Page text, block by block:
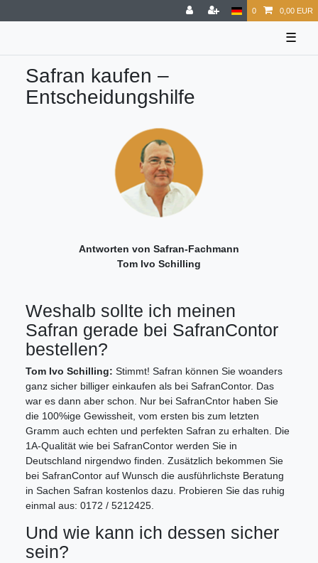
0 0,00 EUR
☰
Safran kaufen –
Entscheidungshilfe
Antworten von Safran-Fachmann
Tom Ivo Schilling
Weshalb sollte ich meinen
Safran gerade bei SafranContor
bestellen?
Tom Ivo Schilling: Stimmt! Safran können Sie woanders
ganz sicher billiger einkaufen als bei SafranContor. Das
war es dann aber schon. Nur bei SafranCntor haben Sie
die 100%ige Gewissheit, vom ersten bis zum letzten
Gramm auch echten und perfekten Safran zu erhalten. Die
1A-Qualität wie bei SafranContor werden Sie in
Deutschland nirgendwo finden. Zusätzlich bekommen Sie
bei SafranContor auf Wunsch die ausführlichste Beratung
in Sachen Safran kostenlos dazu. Probieren Sie das ruhig
einmal aus: 0172 / 5212425.
Und wie kann ich dessen sicher
sein?